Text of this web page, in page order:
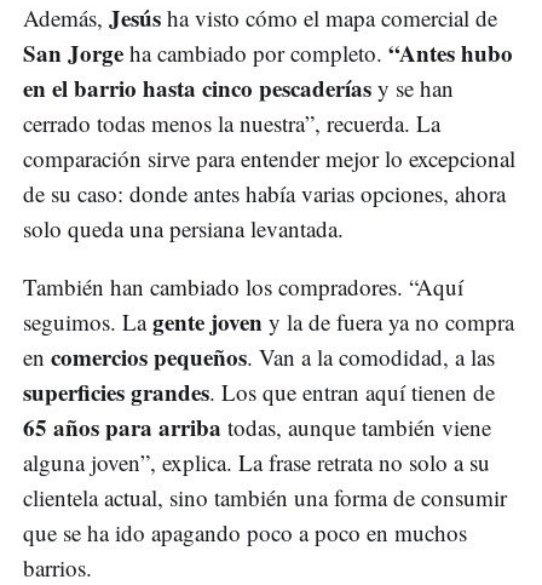
Además, Jesús ha visto cómo el mapa comercial de
San Jorge ha cambiado por completo. “Antes hubo
en el barrio hasta cinco pescaderías y se han
cerrado todas menos la nuestra”, recuerda. La
comparación sirve para entender mejor lo excepcional
de su caso: donde antes había varias opciones, ahora
solo queda una persiana levantada.
También han cambiado los compradores. “Aquí
seguimos. Lagente joven y la de fuera ya no compra
en comercios pequeños. Van a la comodidad, a las
superficies grandes. Los que entran aquí tienen de
65 años para arriba todas, aunque también viene
alguna joven”, explica. La frase retrata no solo a su
clientela actual, sino también una forma de consumir
que se ha ido apagando poco a poco en muchos
barrios.